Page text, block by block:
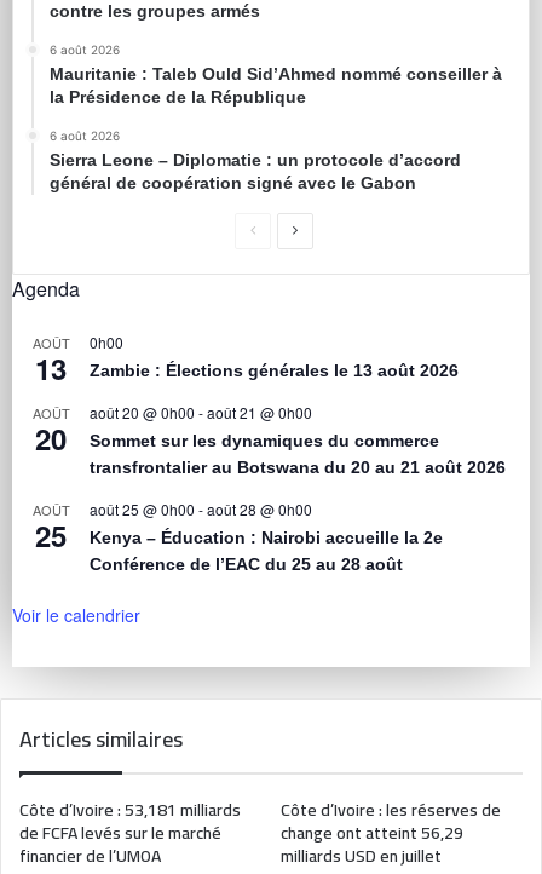
contre les groupes armés
6 août 2026
Mauritanie : Taleb Ould Sid’Ahmed nommé conseiller à
la Présidence de la République
6 août 2026
Sierra Leone – Diplomatie : un protocole d’accord
général de coopération signé avec le Gabon
Agenda
AOÛT
13
0h00
Zambie : Élections générales le 13 août 2026
AOÛT
20
août 20 @ 0h00 -août 21 @ 0h00
Sommet sur les dynamiques du commerce
transfrontalier au Botswana du 20 au 21 août 2026
AOÛT
25
août 25 @ 0h00 -août 28 @ 0h00
Kenya – Éducation : Nairobi accueille la 2e
Conférence de l’EAC du 25 au 28 août
Voir le calendrier
Articles similaires
Côte d’Ivoire : 53,181 milliards
de FCFA levés sur le marché
financier de l’UMOA
Côte d’Ivoire : les réserves de
change ont atteint 56,29
milliards USD en juillet